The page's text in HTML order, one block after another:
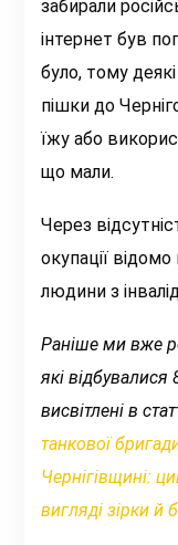
забирали
інтернет був
було, тому
пішки до
їжу або
що мали.
Через
окупації
людини з
Раніше ми вже
які
висвітлені в
танкової
Чернігівщині:
вигляді зірки й